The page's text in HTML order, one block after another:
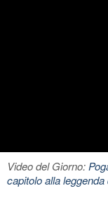
Video del Giorno:
capitolo alla